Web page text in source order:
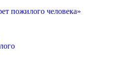
пожилого человека»